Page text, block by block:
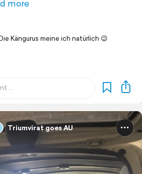
more
Kängurus meine ich natürlich 😉
Triumvirat goes AU